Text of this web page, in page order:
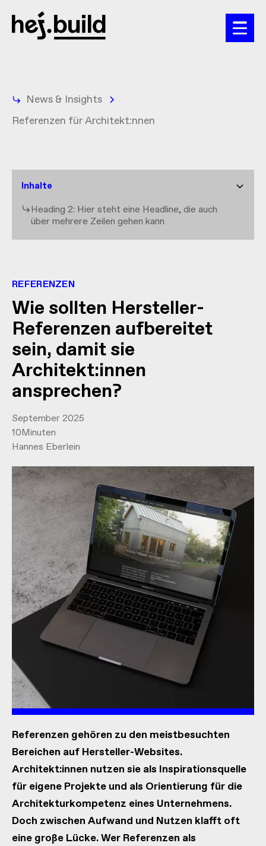
News & Insights
Referenzen für Architekt:nnen
Inhalte
Heading 2: Hier steht eine Headline, die auch
über mehrere Zeilen gehen kann
REFERENZEN
Wie sollten Hersteller-
Referenzen aufbereitet
sein, damit sie
Architekt:innen
ansprechen?
September 2025
10Minuten
Hannes Eberlein
Referenzen gehören zu den meistbesuchten
Bereichen auf Hersteller-Websites.
Architekt:innen nutzen sie als Inspirationsquelle
für eigene Projekte und als Orientierung für die
Architekturkompetenz eines Unternehmens.
Doch zwischen Aufwand und Nutzen klafft oft
eine große Lücke. Wer Referenzen als